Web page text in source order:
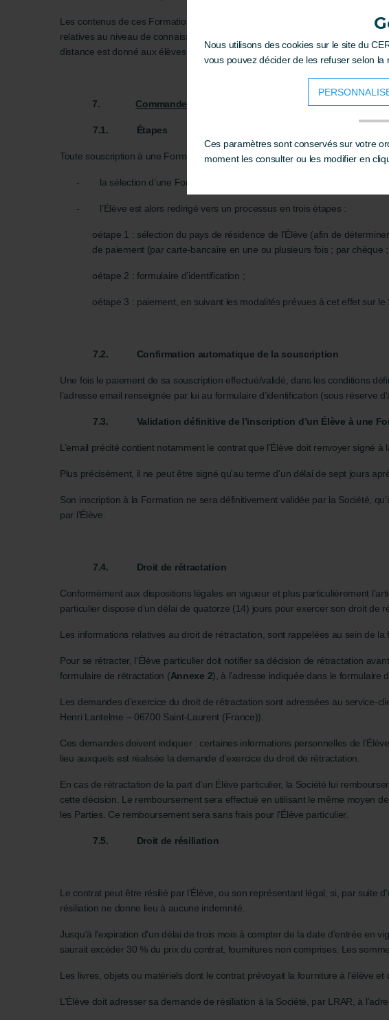
Nous utilisons des cookies sur le site du
vous pouvez décider de les refuser selon la
Ces paramètres sont conservés sur votre
moment les consulter ou les modifier en
Les contenus de ces Formations sont plus amplement détaillés sur le Site,
relatives au niveau de connaissances préalables requises, au niveau des
distance est donné aux élèves avec des indications relatives au service
7. Commandes de Formations
7.1. Étapes
Toute souscription à une Formation suppose :
- la sélection d’une Formation accessible via l’onglet « Formations » du
- l’Élève est alors redirigé vers un processus en trois étapes :
oétape 1 : sélection du pays de résidence de l’Élève (afin de
de paiement (par carte-bancaire en une ou plusieurs fois ; par chèque
oétape 2 : formulaire d’identification ;
oétape 3 : paiement, en suivant les modalités prévues à cet effet sur
7.2. Confirmation automatique de la souscription
Une fois le paiement de sa souscription effectué/validé, dans les conditions
l’adresse email renseignée par lui au formulaire d’identification (sous réserve
7.3. Validation définitive de l’inscription d’un Élève à une
L’email précité contient notamment le contrat que l’Élève doit renvoyer signé
Plus précisément, il ne peut être signé qu'au terme d'un délai de sept jours
Son inscription à la Formation ne sera définitivement validée par la Société,
par l’Élève.
7.4. Droit de rétractation
Conformément aux dispositions légales en vigueur et plus particulièrement
particulier dispose d’un délai de quatorze (14) jours pour exercer son droit de
Les informations relatives au droit de rétractation, sont rappelées au sein de
Pour se rétracter, l’Élève particulier doit notifier sa décision de rétractation
formulaire de rétractation (Annexe 2), à l’adresse indiquée dans le formulaire
Les demandes d’exercice du droit de rétractation sont adressées au service-
Henri Lantelme – 06700 Saint-Laurent (France)).
Ces demandes doivent indiquer : certaines informations personnelles de
lieu auxquels est réalisée la demande d’exercice du droit de rétractation.
En cas de rétractation de la part d’un Élève particulier, la Société lui
cette décision. Le remboursement sera effectué en utilisant le même moyen
les Parties. Ce remboursement sera sans frais pour l’Élève particulier.
7.5. Droit de résiliation
Le contrat peut être résilié par l’Élève, ou son représentant légal, si, par
résiliation ne donne lieu à aucune indemnité.
Jusqu'à l'expiration d'un délai de trois mois à compter de la date d'entrée en
saurait excéder 30 % du prix du contrat, fournitures non comprises. Les
Les livres, objets ou matériels dont le contrat prévoyait la fourniture à l'élève
L’Élève doit adresser sa demande de résiliation à la Société, par LRAR, à